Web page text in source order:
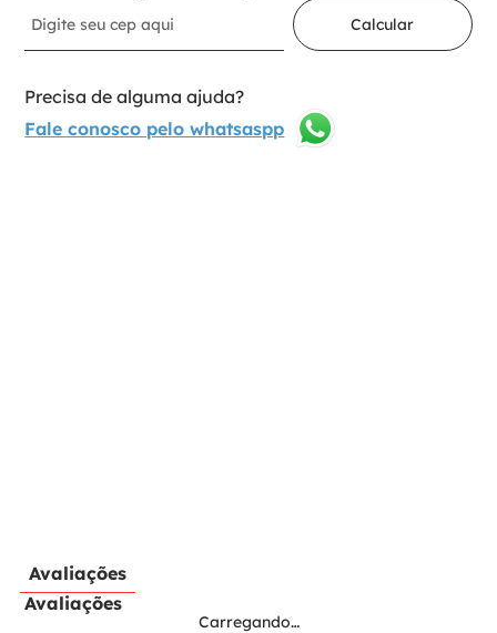
Calcular
Precisa de alguma ajuda?
Fale conosco pelo whatsaspp
Avaliações
Avaliações
Carregando…